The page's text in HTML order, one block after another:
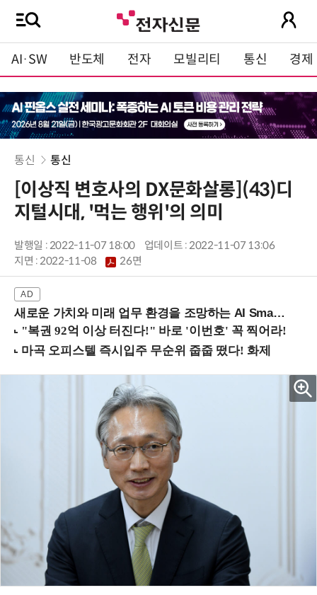
AI·SW 반도체 전자 모빌리티 통신 경제
통신 통신
[이상직 변호사의 DX문화살롱](43)디
지털시대, '먹는 행위'의 의미
발행일 : 2022-11-07 18:00
업데이트 : 2022-11-07 13:06
지면 :2022-11-08 26면
새로운 가치와 미래 업무 환경을 조망하는 AI Smart Work Summit 2026 (9/11 코엑스)